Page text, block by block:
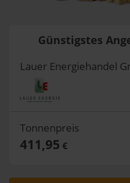
Günstigstes
Lauer Energiehandel
Tonnenpreis
411,95 €